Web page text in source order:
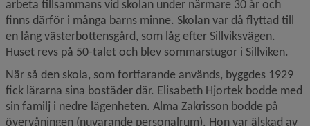
arbeta tillsammans vid skolan under närmare 30 år och
finns därför i många barns minne. Skolan var då flyttad till
en lång västerbottensgård, som låg efter Sillviksvägen.
Huset revs på 50-talet och blev sommarstugor i Sillviken.
När så den skola, som fortfarande används, byggdes 1929
fick lärarna sina bostäder där. Elisabeth Hjortek bodde med
sin familj i nedre lägenheten. Alma Zakrisson bodde på
övervåningen (nuvarande personalrum). Hon var älskad av